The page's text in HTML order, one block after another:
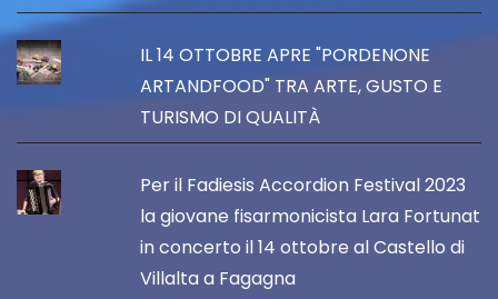
IL 14 OTTOBRE APRE "PORDENONE
ARTANDFOOD" TRA ARTE, GUSTO E
TURISMO DI QUALITÀ
Per il Fadiesis Accordion Festival 2023
la giovane fisarmonicista Lara Fortunat
in concerto il 14 ottobre al Castello di
Villalta a Fagagna